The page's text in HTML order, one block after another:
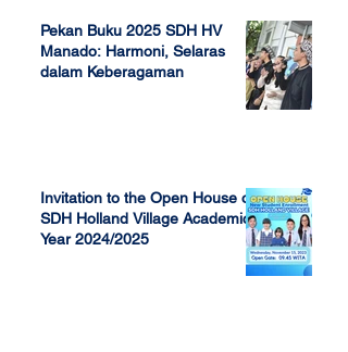
Pekan Buku 2025 SDH HV
Manado: Harmoni, Selaras
dalam Keberagaman
Invitation to the Open House of
SDH Holland Village Academic
Year 2024/2025